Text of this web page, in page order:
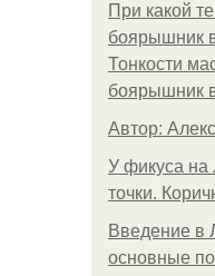
При какой
боярышник
Тонкости
боярышник
Автор:
У фикуса на
точки.
Введение в
основные